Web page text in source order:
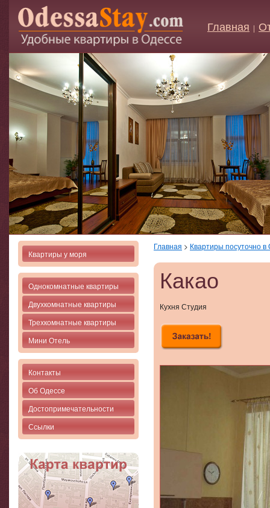
Главная |
Квартиры у моря
Однокомнатные квартиры
Двухкомнатные квартиры
Трехкомнатные квартиры
Мини Отель
Контакты
Об Одессе
Достопримечательности
Ссылки
Главная > Квартиры посуточно в
Какао
Кухня Студия